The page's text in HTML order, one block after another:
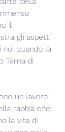
il
gli aspetti
noi quando la
Tema di
un lavoro
rabbia che,
la vita di